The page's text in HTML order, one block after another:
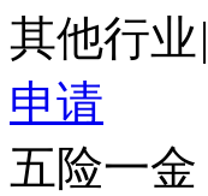
其他行业|
申请
五险一金